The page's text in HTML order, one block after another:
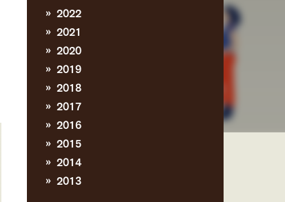
2022
2021
2020
2019
2018
2017
2016
2015
2014
2013